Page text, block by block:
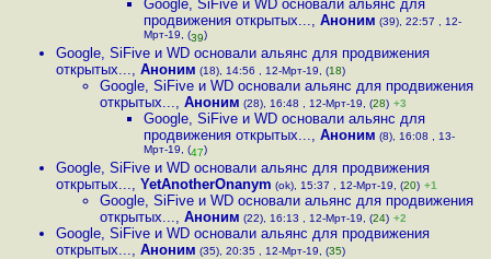
Google, SiFive и WD основали альянс для
продвижения открытых..., Аноним (39), 22:57 , 12-
Мрт-19, (39)
Google, SiFive и WD основали альянс для продвижения
открытых..., Аноним (18), 14:56 , 12-Мрт-19, (18)
Google, SiFive и WD основали альянс для продвижения
открытых..., Аноним (28), 16:48 , 12-Мрт-19, (28) +3
Google, SiFive и WD основали альянс для
продвижения открытых..., Аноним (8), 16:08 , 13-
Мрт-19, (47)
Google, SiFive и WD основали альянс для продвижения
открытых..., YetAnotherOnanym (ok), 15:37 , 12-Мрт-19, (20) +1
Google, SiFive и WD основали альянс для продвижения
открытых..., Аноним (22), 16:13 , 12-Мрт-19, (24) +2
Google, SiFive и WD основали альянс для продвижения
открытых..., Аноним (35), 20:35 , 12-Мрт-19, (35)